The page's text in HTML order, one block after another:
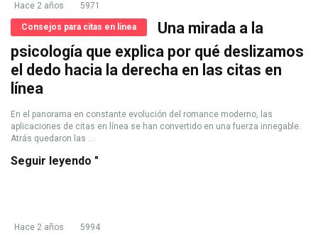
Hace 2 años 5971
Consejos para citas en línea
Una mirada a la
psicología que explica por qué deslizamos
el dedo hacia la derecha en las citas en
línea
En el panorama en constante evolución del romance moderno, las
aplicaciones de citas en línea se han convertido en una fuerza innegable.
Atrás quedaron las ...
Seguir leyendo "
Hace 2 años 5994